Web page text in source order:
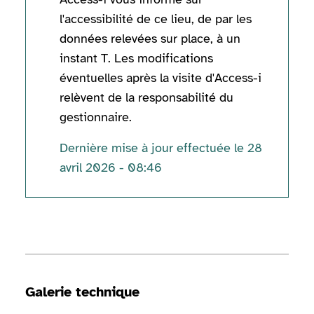
l'accessibilité de ce lieu, de par les
données relevées sur place, à un
instant T. Les modifications
éventuelles après la visite d'Access-i
relèvent de la responsabilité du
gestionnaire.
Dernière mise à jour effectuée le 28
avril 2026 - 08:46
Galerie technique